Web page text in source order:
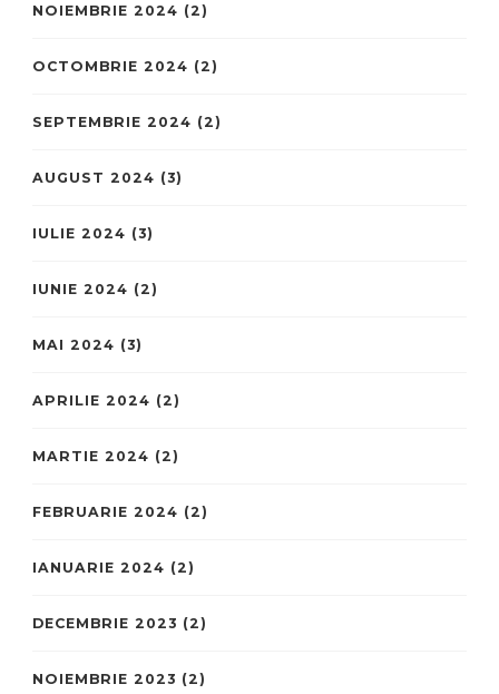
NOIEMBRIE 2024 (2)
OCTOMBRIE 2024 (2)
SEPTEMBRIE 2024 (2)
AUGUST 2024 (3)
IULIE 2024 (3)
IUNIE 2024 (2)
MAI 2024 (3)
APRILIE 2024 (2)
MARTIE 2024 (2)
FEBRUARIE 2024 (2)
IANUARIE 2024 (2)
DECEMBRIE 2023 (2)
NOIEMBRIE 2023 (2)